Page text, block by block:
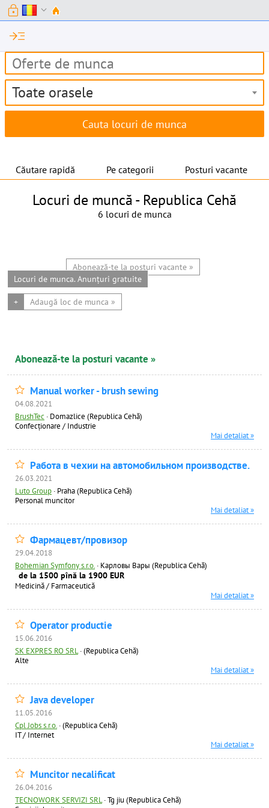
lock expand_more
read_more
Toate orasele
Căutare rapidă Pe categorii Posturi vacante
Locuri de muncă - Republica Cehă
6 locuri de munca
Abonează-te la posturi vacante »
Locuri de munca. Anunțuri gratuite
+ Adaugă loc de munca »
Abonează-te la posturi vacante »
Manual worker - brush sewing
04.08.2021
BrushTec · Domazlice (Republica Cehă)
Confecţionare / Industrie
Mai detaliat »
Работа в чехии на автомобильном производстве.
26.03.2021
Luto Group · Praha (Republica Cehă)
Personal muncitor
Mai detaliat »
Фармацевт/провизор
29.04.2018
Bohemian Symfony s.r.o. · Карловы Вары (Republica Cehă)
de la 1500 pînă la 1900 EUR
Medicină / Farmaceutică
Mai detaliat »
Operator productie
15.06.2016
SK EXPRES RO SRL ·(Republica Cehă)
Alte
Mai detaliat »
Java developer
11.05.2016
Cpl Jobs s.r.o. ·(Republica Cehă)
IT / Internet
Mai detaliat »
Muncitor necalificat
26.04.2016
TECNOWORK SERVIZI SRL ·Tg jiu (Republica Cehă)